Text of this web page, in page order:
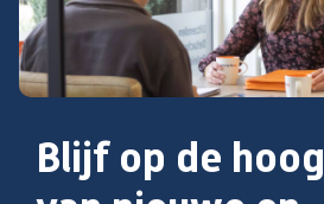
Blijf op de